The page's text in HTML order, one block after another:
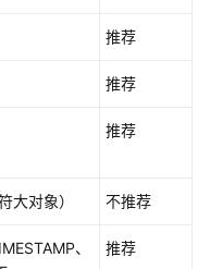
推荐
推荐
推荐
大对象） 不推荐
、
推荐